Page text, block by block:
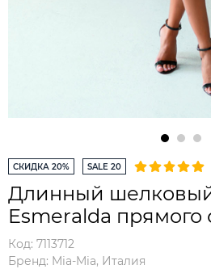
СКИДКА 20% SALE 20
Длинный шелковый
Esmeralda прямого
Код: 7113712
Бренд: Mia-Mia, Италия